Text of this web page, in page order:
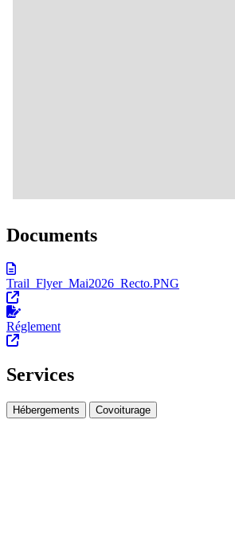
Documents
Trail_Flyer_Mai2026_Recto.PNG
Réglement
Services
Hébergements Covoiturage